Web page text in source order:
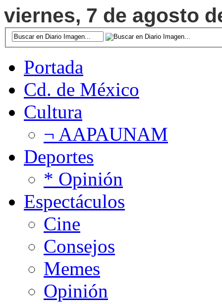
viernes, 7 de agosto
Portada
Cd. de México
Cultura
¬ AAPAUNAM
Deportes
* Opinión
Espectáculos
Cine
Consejos
Memes
Opinión